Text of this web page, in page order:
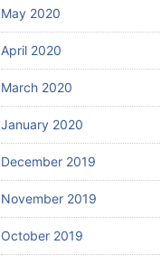
May 2020
April 2020
March 2020
January 2020
December 2019
November 2019
October 2019